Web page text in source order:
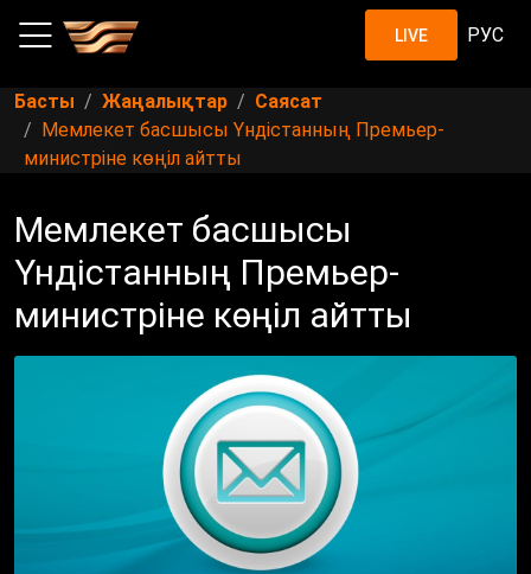
LIVE РУС
Басты Жаңалықтар
Саясат
Мемлекет басшысы Үндістанның Премьер-
министріне көңіл айтты
Мемлекет басшысы
Үндістанның Премьер-
министріне көңіл айтты